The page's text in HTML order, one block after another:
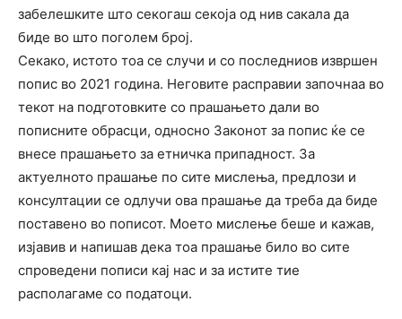
забелешките што секогаш секоја од нив сакала да
биде во што поголем број.
Секако, истото тоа се случи и со последниов извршен
попис во 2021 година. Неговите расправии започнаа во
текот на подготовките со прашањето дали во
пописните обрасци, односно Законот за попис ќе се
внесе прашањето за етничка припадност. За
актуелното прашање по сите мислења, предлози и
консултации се одлучи ова прашање да треба да биде
поставено во пописот. Моето мислење беше и кажав,
изјавив и напишав дека тоа прашање било во сите
спроведени пописи кај нас и за истите тие
располагаме со податоци.